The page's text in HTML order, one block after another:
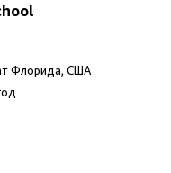
Флорида, США